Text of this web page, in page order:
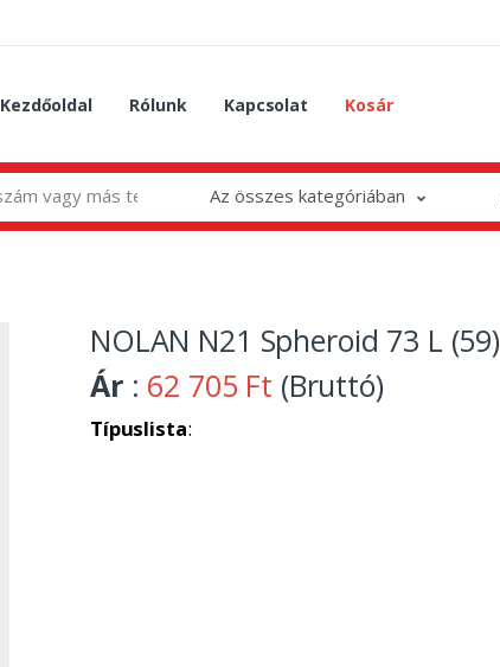
Kezdőoldal Rólunk Kapcsolat Kosár
Az összes kategóriában
NOLAN N21 Spheroid 73 L (59)
Ár : 62 705 Ft (Bruttó)
Típuslista: